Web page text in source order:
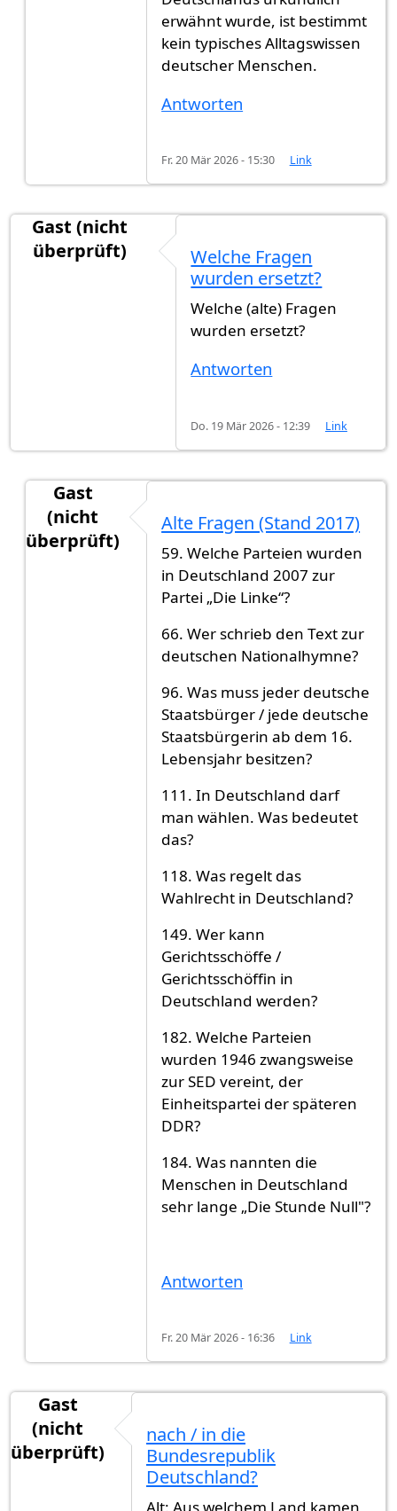
erwähnt wurde, ist bestimmt
kein typisches Alltagswissen
deutscher Menschen.
Antworten
Fr. 20 Mär 2026 - 15:30 Link
Gast (nicht
überprüft)
Welche Fragen
wurden ersetzt?
Welche (alte) Fragen
wurden ersetzt?
Antworten
Do. 19 Mär 2026 - 12:39 Link
Gast
(nicht
überprüft)
Welche Fragen wurden ersetzt?von
Alte Fragen (Stand 2017)
59. Welche Parteien wurden
in Deutschland 2007 zur
Partei „Die Linke“?
66. Wer schrieb den Text zur
deutschen Nationalhymne?
96. Was muss jeder deutsche
Staatsbürger / jede deutsche
Staatsbürgerin ab dem 16.
Lebensjahr besitzen?
111. In Deutschland darf
man wählen. Was bedeutet
das?
118. Was regelt das
Wahlrecht in Deutschland?
149. Wer kann
Gerichtsschöffe /
Gerichtsschöffin in
Deutschland werden?
182. Welche Parteien
wurden 1946 zwangsweise
zur SED vereint, der
Einheitspartei der späteren
DDR?
184. Was nannten die
Menschen in Deutschland
sehr lange „Die Stunde Null"?
Antworten
Fr. 20 Mär 2026 - 16:36 Link
Gast
(nicht
überprüft)
nach / in die
Bundesrepublik
Deutschland?